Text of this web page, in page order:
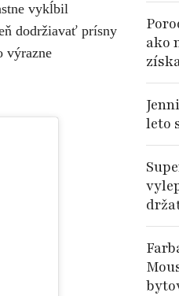
vykĺbil
dodržiavať prísny
výrazne
ako
leto